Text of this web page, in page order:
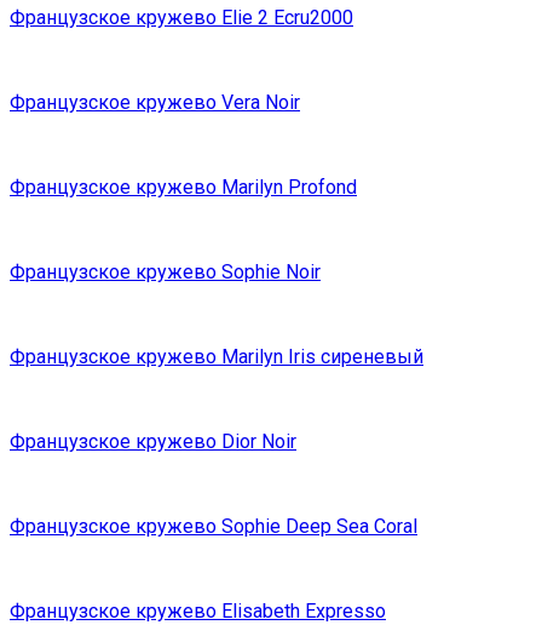
Французское кружево Elie 2 Ecru2000
Французское кружево Vera Noir
Французское кружево Marilyn Profond
Французское кружево Sophie Noir
Французское кружево Marilyn Iris сиреневый
Французское кружево Dior Noir
Французское кружево Sophie Deep Sea Coral
Французское кружево Elisabeth Expresso